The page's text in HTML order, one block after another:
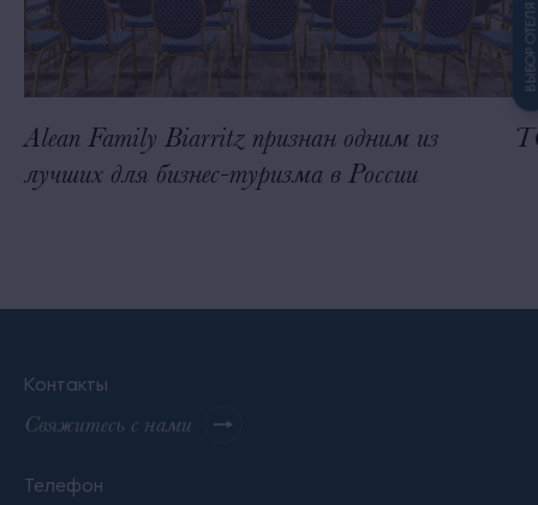
Alean Family Biarritz признан одним из
лучших для бизнес-туризма в России
Контакты
Свяжитесь с нами
Телефон
ВЫБОР ОТЕЛЯ